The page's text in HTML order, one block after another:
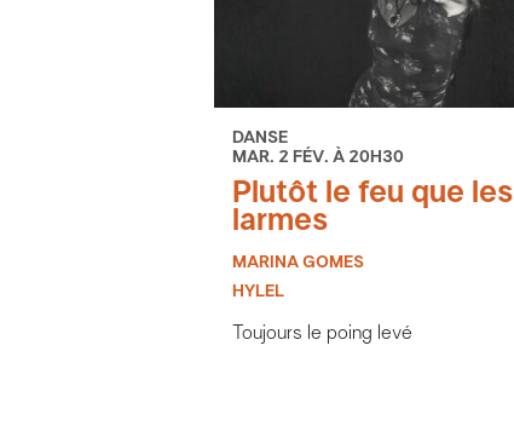
DANSE
MAR. 2 FÉV. À 20H30
Plutôt le feu que les
larmes
MARINA GOMES
HYLEL
Toujours le poing levé